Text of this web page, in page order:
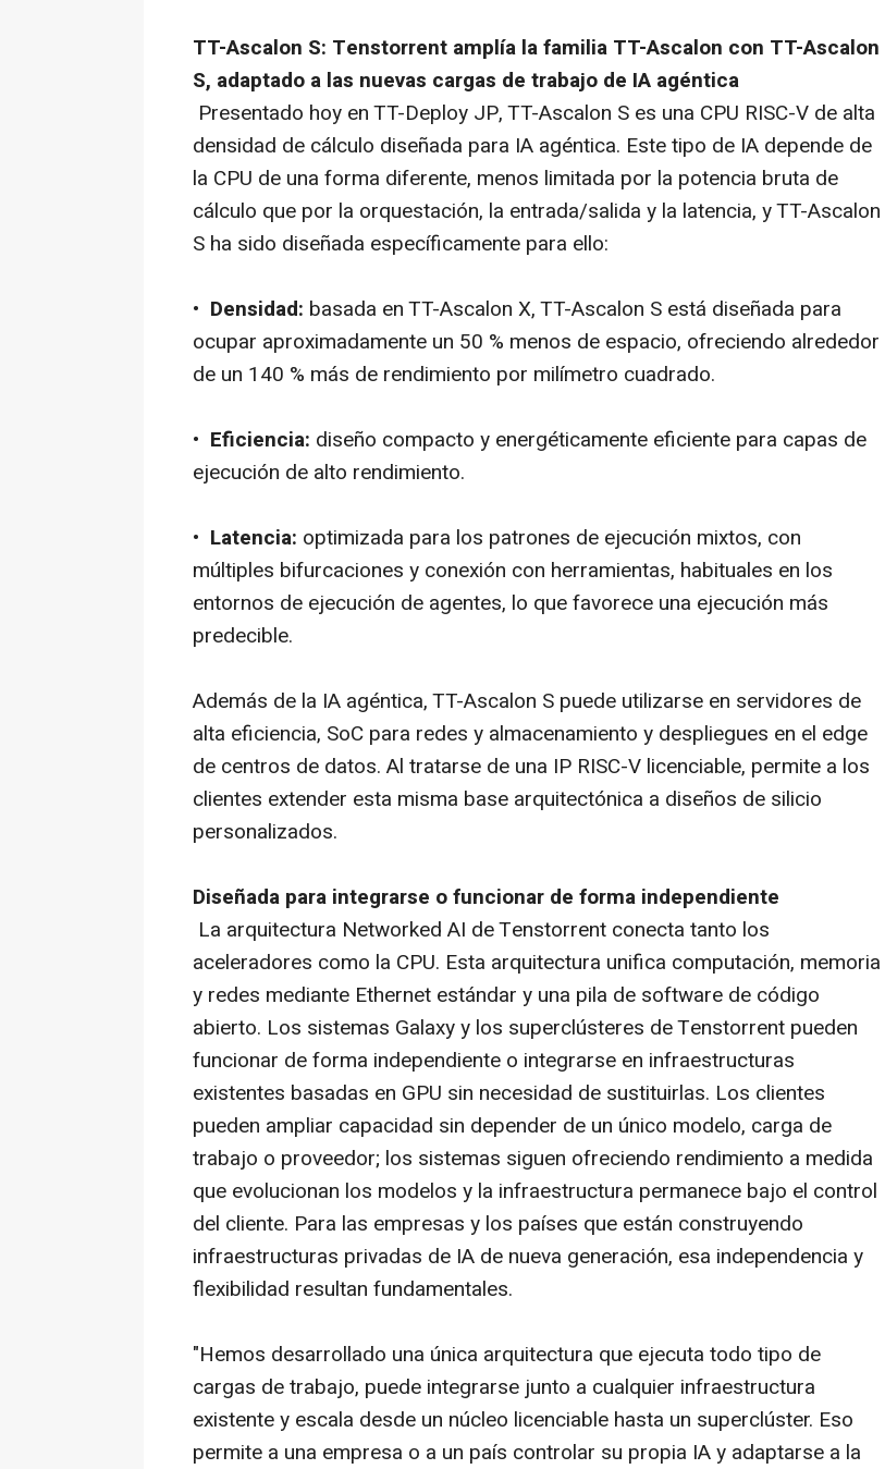
TT-Ascalon S: Tenstorrent amplía la familia TT-Ascalon con TT-Ascalon
S, adaptado a las nuevas cargas de trabajo de IA agéntica
Presentado hoy en TT-Deploy JP, TT-Ascalon S es una CPU RISC-V de alta
densidad de cálculo diseñada para IA agéntica. Este tipo de IA depende de
la CPU de una forma diferente, menos limitada por la potencia bruta de
cálculo que por la orquestación, la entrada/salida y la latencia, y TT-Ascalon
S ha sido diseñada específicamente para ello:
• Densidad: basada en TT-Ascalon X, TT-Ascalon S está diseñada para
ocupar aproximadamente un 50 % menos de espacio, ofreciendo alrededor
de un 140 % más de rendimiento por milímetro cuadrado.
• Eficiencia: diseño compacto y energéticamente eficiente para capas de
ejecución de alto rendimiento.
• Latencia: optimizada para los patrones de ejecución mixtos, con
múltiples bifurcaciones y conexión con herramientas, habituales en los
entornos de ejecución de agentes, lo que favorece una ejecución más
predecible.
Además de la IA agéntica, TT-Ascalon S puede utilizarse en servidores de
alta eficiencia, SoC para redes y almacenamiento y despliegues en el edge
de centros de datos. Al tratarse de una IP RISC-V licenciable, permite a los
clientes extender esta misma base arquitectónica a diseños de silicio
personalizados.
Diseñada para integrarse o funcionar de forma independiente
La arquitectura Networked AI de Tenstorrent conecta tanto los
aceleradores como la CPU. Esta arquitectura unifica computación, memoria
y redes mediante Ethernet estándar y una pila de software de código
abierto. Los sistemas Galaxy y los superclústeres de Tenstorrent pueden
funcionar de forma independiente o integrarse en infraestructuras
existentes basadas en GPU sin necesidad de sustituirlas. Los clientes
pueden ampliar capacidad sin depender de un único modelo, carga de
trabajo o proveedor; los sistemas siguen ofreciendo rendimiento a medida
que evolucionan los modelos y la infraestructura permanece bajo el control
del cliente. Para las empresas y los países que están construyendo
infraestructuras privadas de IA de nueva generación, esa independencia y
flexibilidad resultan fundamentales.
"Hemos desarrollado una única arquitectura que ejecuta todo tipo de
cargas de trabajo, puede integrarse junto a cualquier infraestructura
existente y escala desde un núcleo licenciable hasta un superclúster. Eso
permite a una empresa o a un país controlar su propia IA y adaptarse a la